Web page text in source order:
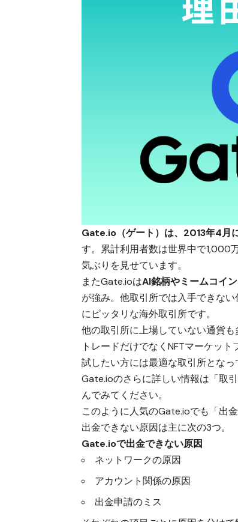
Gate.io（ゲート） は、2013年4月
す。累計利用者数は世界中で1,000
気ぶりを見せています。
またGate.ioはAI銘柄やミームコイ
が強み。他取引所では入手できな
にピッタリな海外取引所です。
他の取引所に上場していない通貨
トレードだけでなくNFTマーケッ
試したい方には最適な取引所となっ
Gate.ioのさらに詳しい情報は 「取
んでみてください。
このように人気のGate.ioでも「出
出金できない原因は主に次の3つ。
Gate.ioで出金できない原因
ネットワークの原因
アカウント関係の原因
出金申請のミス